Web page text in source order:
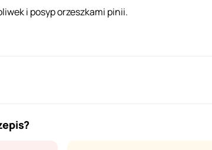
i posyp orzeszkami pinii.